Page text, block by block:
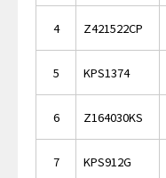
4 Z421522CP
5 KPS1374
6 Z164030KS
7 KPS912G